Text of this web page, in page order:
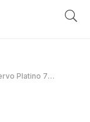
Platino 70 cl.